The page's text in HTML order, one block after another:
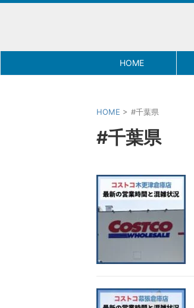
HOME
HOME > #千葉県
#千葉県